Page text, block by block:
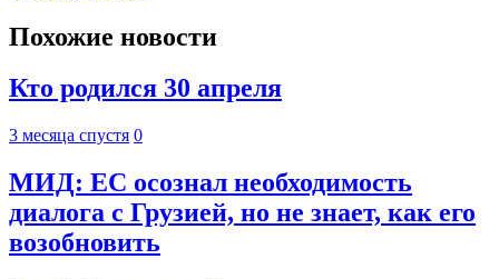
Похожие новости
Кто родился 30 апреля
3 месяца спустя 0
МИД: ЕС осознал необходимость
диалога с Грузией, но не знает, как его
возобновить